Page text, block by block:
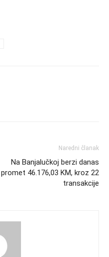
Naredni članak
Na Banjalučkoj berzi danas
promet 46.176,03 KM, kroz 22
transakcije